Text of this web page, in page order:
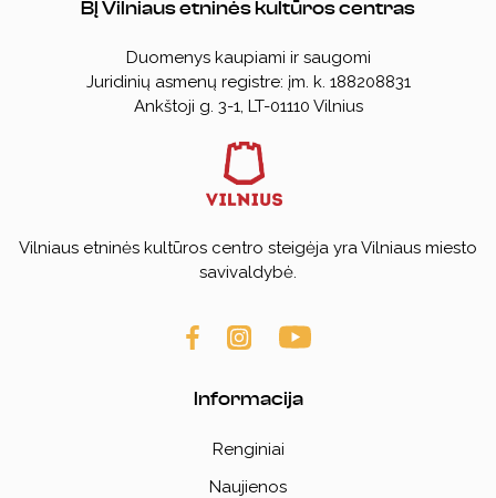
Teisinė informacija
Savanorystė, praktika
Parama, bendradarbiavimas
BĮ Vilniaus etninės kultūros centras
Duomenys kaupiami ir saugomi
Juridinių asmenų registre: įm. k. 188208831
Ankštoji g. 3-1, LT-01110 Vilnius
Vilniaus etninės kultūros centro steigėja yra Vilniaus miesto
savivaldybė.
Informacija
Renginiai
Naujienos